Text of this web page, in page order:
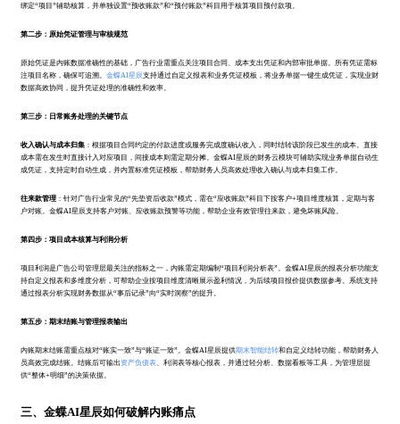
绑定“项目”辅助核算，并单独设置“预收账款”和“预付账款”科目用于核算项目预付款项。
第二步：原始凭证管理与审核规范
原始凭证是内账数据准确性的基础，广告行业需重点关注项目合同、成本支出凭证和内部审批单据。所有凭证需标
注项目名称，确保可追溯。金蝶AI星辰支持通过自定义报表和业务凭证模板，将业务单据一键生成凭证，实现业财
数据高效协同，提升凭证处理的准确性和效率。
第三步：日常账务处理的关键节点
收入确认与成本归集 ：根据项目合同约定的付款进度或服务完成度确认收入，同时结转该阶段已发生的成本。直接
成本需在发生时直接计入对应项目，间接成本则需定期分摊。金蝶AI星辰的财务云模块可辅助实现业务单据自动生
成凭证，支持定时自动生成，并内置标准凭证模板，帮助财务人员高效处理收入确认与成本归集工作。
往来款管理 ：针对广告行业常见的“先垫资后收款”模式，需在“应收账款”科目下按客户+项目维度核算，定期与客
户对账。金蝶AI星辰支持客户对账、应收账款预警等功能，帮助企业有效管理往来款，避免坏账风险。
第四步：项目成本核算与利润分析
项目利润是广告公司管理层最关注的指标之一，内账需定期编制“项目利润分析表”。金蝶AI星辰的报表分析功能支
持自定义报表和多维度分析，可帮助企业按项目维度清晰展示盈利情况，为后续项目报价提供数据参考。系统支持
通过报表分析实现财务数据从“事后记录”向“实时洞察”的提升。
第五步：期末结账与管理报表输出
内账期末结账需重点核对“账实一致”与“账证一致”。金蝶AI星辰提供期末智能结转和自定义结转功能，帮助财务人
员高效完成结账。结账后可输出资产负债表、利润表等核心报表，并通过轻分析、数据看板等工具，为管理层提
供“整体+明细”的决策依据。
三、金蝶AI星辰如何破解内账痛点